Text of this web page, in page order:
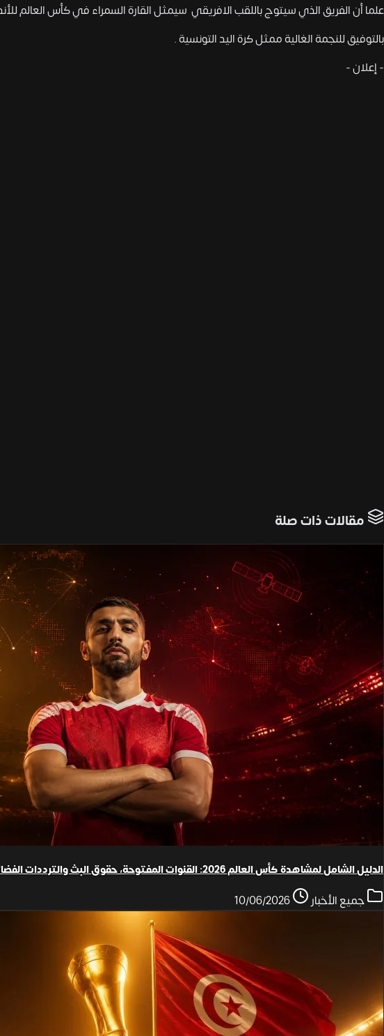
علما أن الفريق الذي سيتوج باللقب الافريقي سيمثل القارة السمراء في كأس العالم للأندية التي
بالتوفيق للنجمة الغالية ممثل كرة اليد التونسية .
- إعلان -
مقالات ذات صلة
الدليل الشامل لمشاهدة كأس العالم 2026: القنوات المفتوحة، حقوق البث والترددات الفضائية
جميع الأخبار